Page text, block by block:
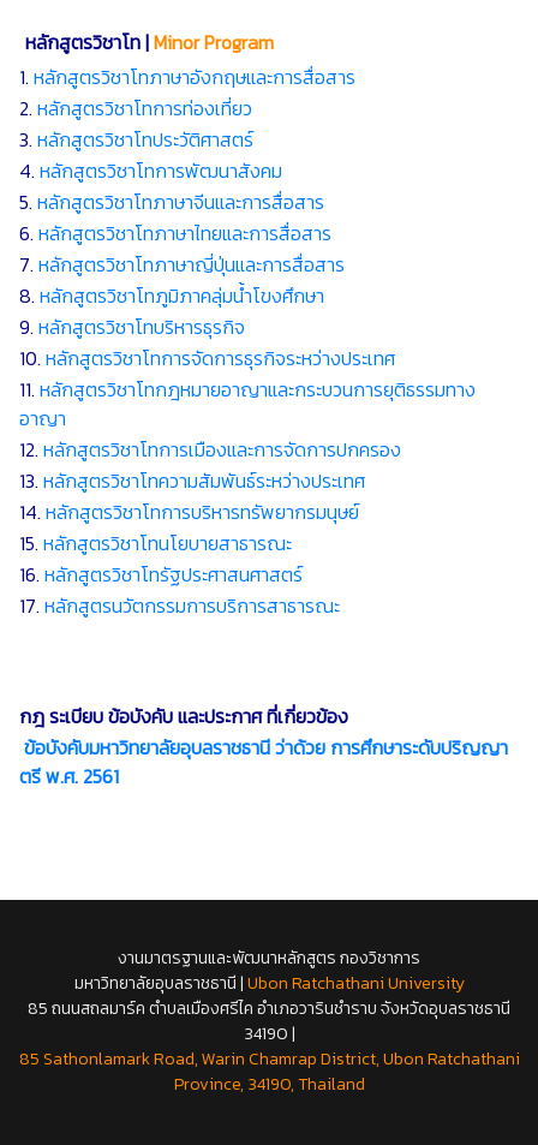
หลักสูตรวิชาโท |Minor Program
1. หลักสูตรวิชาโทภาษาอังกฤษและการสื่อสาร
2. หลักสูตรวิชาโทการท่องเที่ยว
3. หลักสูตรวิชาโทประวัติศาสตร์
4. หลักสูตรวิชาโทการพัฒนาสังคม
5. หลักสูตรวิชาโทภาษาจีนและการสื่อสาร
6. หลักสูตรวิชาโทภาษาไทยและการสื่อสาร
7. หลักสูตรวิชาโทภาษาญี่ปุ่นและการสื่อสาร
8. หลักสูตรวิชาโทภูมิภาคลุ่มน้ำโขงศึกษา
9. หลักสูตรวิชาโทบริหารธุรกิจ
10. หลักสูตรวิชาโทการจัดการธุรกิจระหว่างประเทศ
11. หลักสูตรวิชาโทกฎหมายอาญาและกระบวนการยุติธรรมทาง
อาญา
12. หลักสูตรวิชาโทการเมืองและการจัดการปกครอง
13. หลักสูตรวิชาโทความสัมพันธ์ระหว่างประเทศ
14. หลักสูตรวิชาโทการบริหารทรัพยากรมนุษย์
15. หลักสูตรวิชาโทนโยบายสาธารณะ
16. หลักสูตรวิชาโทรัฐประศาสนศาสตร์
17. หลักสูตรนวัตกรรมการบริการสาธารณะ
กฎ ระเบียบ ข้อบังคับ และประกาศ ที่เกี่ยวข้อง
ข้อบังคับมหาวิทยาลัยอุบลราชธานี ว่าด้วย การศึกษาระดับปริญญา
ตรี พ.ศ. 2561
งานมาตรฐานและพัฒนาหลักสูตร กองวิชาการ
มหาวิทยาลัยอุบลราชธานี |Ubon Ratchathani University
85 ถนนสถลมาร์ค ตำบลเมืองศรีไค อำเภอวารินชำราบ จังหวัดอุบลราชธานี
34190 |
85 Sathonlamark Road, Warin Chamrap District, Ubon Ratchathani
Province, 34190, Thailand